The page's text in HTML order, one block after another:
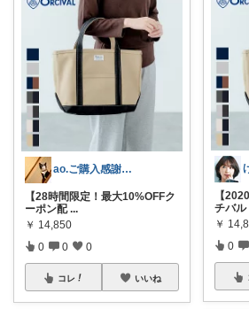
ao.ご購入感謝です⸜❤︎⸝
【28時間限定！最大10%OFFク
ーポン配 ...
￥ 14,850
0 0 0
コレ いいね
【
チバル
￥
0